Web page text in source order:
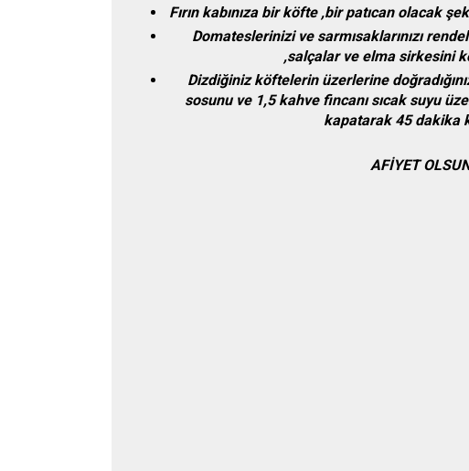
Fırın kabınıza bir köfte ,bir patıcan olacak
Domateslerinizi ve sarmısaklarınızı
,salçalar ve elma sirkesini
Dizdiğiniz köftelerin üzerlerine
sosunu ve 1,5 kahve fincanı sıcak suyu
kapatarak 45 dakika
AFİYET